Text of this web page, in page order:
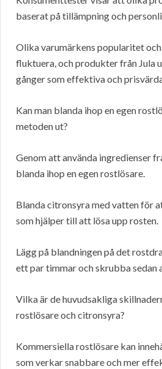
baserat på tillämpning och
Olika varumärkens popularitet
fluktuera, och produkter från Jula
gånger som effektiva och
Kan man blanda ihop en egen
metoden ut?
Genom att använda ingredienser
blanda ihop en egen rostlösare.
Blanda citronsyra med vatten för
som hjälper till att lösa upp rosten.
Lägg på blandningen på det
ett par timmar och skrubba sedan
Vilka är de huvudsakliga
rostlösare och citronsyra?
Kommersiella rostlösare kan
som verkar snabbare och mer